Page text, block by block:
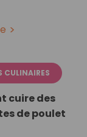
CULINAIRES
cuire des
de poulet